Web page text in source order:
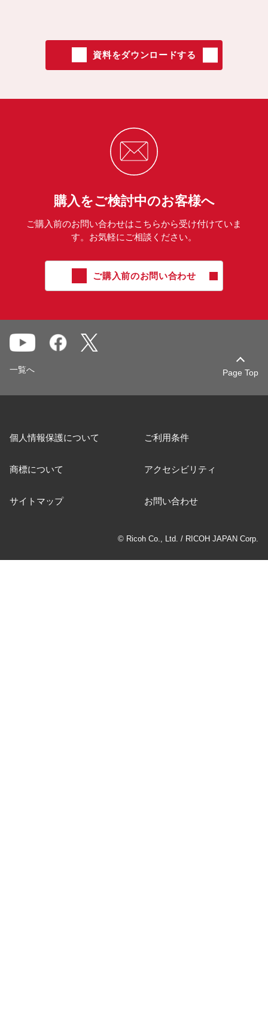
資料をダウンロードする
購入をご検討中のお客様へ
ご購入前のお問い合わせはこちらから受け付けていま
す。お気軽にご相談ください。
ご購入前のお問い合わせ
Page Top
一覧へ
個人情報保護について ご利用条件
商標について アクセシビリティ
サイトマップ お問い合わせ
© Ricoh Co., Ltd. / RICOH JAPAN Corp.